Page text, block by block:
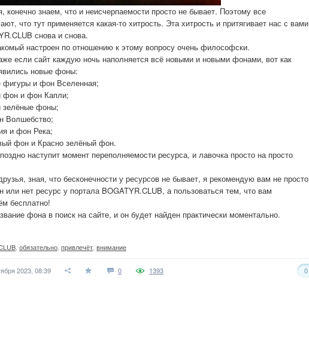
конечно знаем, что и неисчерпаемости просто не бывает. Поэтому все
что тут применяется какая-то хитрость. Эта хитрость и притягивает нас с вами
снова и снова.
настроен по отношению к этому вопросу очень философски.
если сайт каждую ночь наполняется всё новыми и новыми фонами, вот как
новые фоны:
фигуры и фон Вселенная;
фон и фон Капли;
зелёные фоны;
Волшебство;
и фон Река;
фон и Красно зелёный фон.
наступит момент переполняемости ресурса, и лавочка просто на просто
зная, что бесконечности у ресурсов не бывает, я рекомендую вам не просто
или нет ресурс у портала BOGATYR.CLUB, а пользоваться тем, что вам
бесплатно!
фона в поиск на сайте, и он будет найден практически моментально.
обязательно привлечёт внимание
2023, 08:39 0 0
1393